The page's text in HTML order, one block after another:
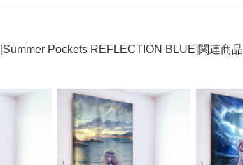
[Summer Pockets REFLECTION BLUE]関連商品